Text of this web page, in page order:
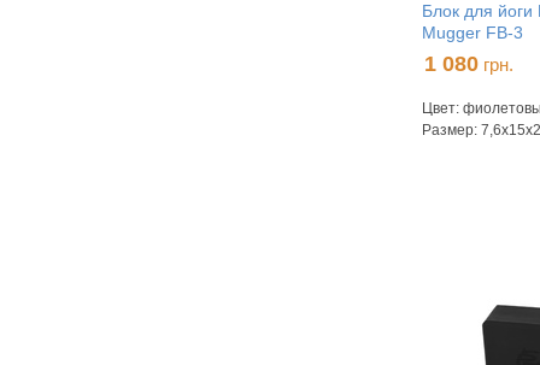
Блок для йоги
Mugger FB-3
1 080 грн.
Цвет:
Размер: